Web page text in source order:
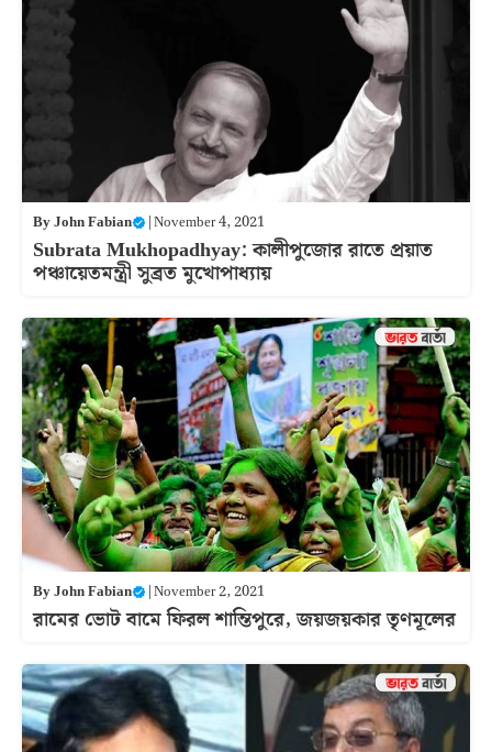
ByJohn Fabian |November 4, 2021
Subrata Mukhopadhyay: কালীপুজোর রাতে প্রয়াত
পঞ্চায়েতমন্ত্রী সুব্রত মুখোপাধ্যায়
ByJohn Fabian |November 2, 2021
রামের ভোট বামে ফিরল শান্তিপুরে, জয়জয়কার তৃণমূলের